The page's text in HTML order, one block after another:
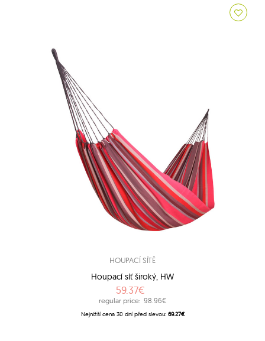
HOUPACÍ SÍTĚ
Houpací síť široký, HW
59.37€
regular price: 98.96€
Nejnižší cena 30 dní před slevou: 69.27€